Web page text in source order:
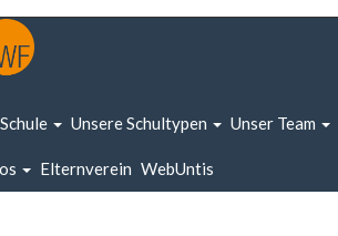
Unsere Schultypen Unser Team
Elternverein WebUntis